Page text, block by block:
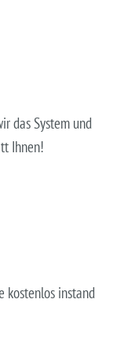
das System und
Ihnen!
kostenlos instand